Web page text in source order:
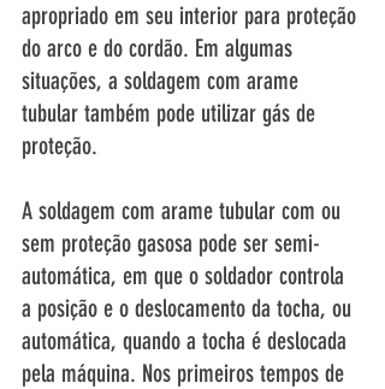
apropriado em seu interior para proteção
do arco e do cordão. Em algumas
situações, a soldagem com arame
tubular também pode utilizar gás de
proteção.
A soldagem com arame tubular com ou
sem proteção gasosa pode ser semi-
automática, em que o soldador controla
a posição e o deslocamento da tocha, ou
automática, quando a tocha é deslocada
pela máquina. Nos primeiros tempos de